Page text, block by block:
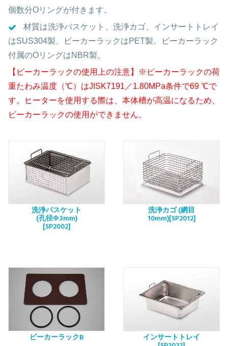
個数分Oリングが付きます。
材質は洗浄バスケット、洗浄カゴ、インサートトレイ
はSUS304製、ビーカーラックはPET製。ビーカーラック
付属のОリングはNBR製。
【ビーカーラックの使用上の注意】※ビーカーラックの荷
重たわみ温度（℃）はJISK7191／1.80MPa条件で69 ℃で
す。ヒーターを使用する際は、本体槽が高温になるため、
ビーカーラックの使用ができません。
洗浄バスケット
(孔径Φ3mm)
[SP2002]
洗浄カゴ (網目
10mm)[SP2012]
ビーカーラックB インサートトレイ